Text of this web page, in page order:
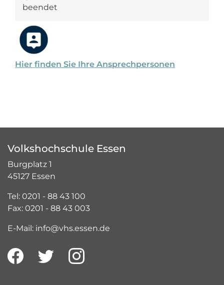
Hier finden Sie Ihre Ansprechpersonen
beendet
Volkshochschule Essen
Burgplatz 1
45127 Essen
Tel: 0201 - 88 43 100
Fax: 0201 - 88 43 003
E-Mail: info@vhs.essen.de